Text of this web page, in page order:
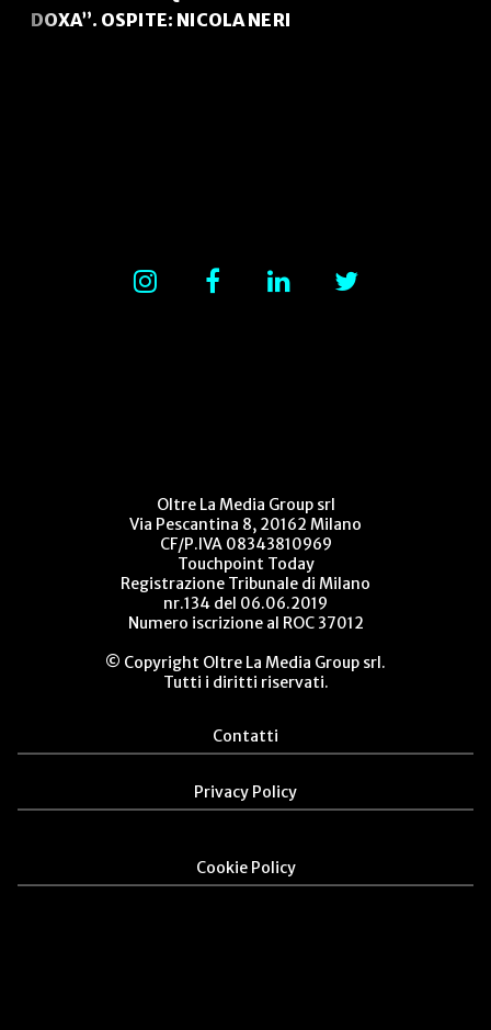
DOXA”. OSPITE: NICOLA NERI
Oltre La Media Group srl
Via Pescantina 8, 20162 Milano
CF/P.IVA 08343810969
Touchpoint Today
Registrazione Tribunale di Milano
nr.134 del 06.06.2019
Numero iscrizione al ROC 37012
© Copyright Oltre La Media Group srl.
Tutti i diritti riservati.
Contatti
Privacy Policy
Cookie Policy